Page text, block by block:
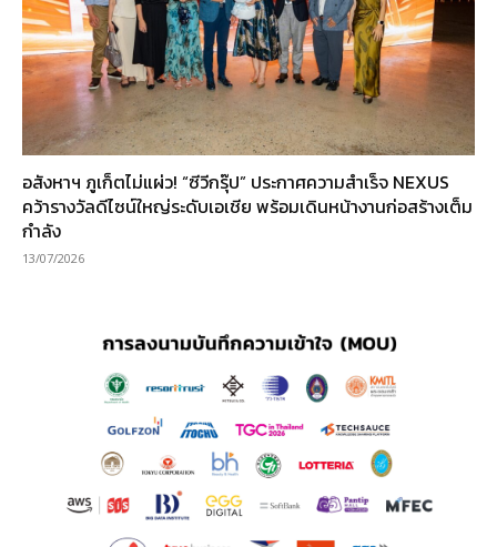
อสังหาฯ ภูเก็ตไม่แผ่ว! “ซีวีกรุ๊ป” ประกาศความสำเร็จ NEXUS
คว้ารางวัลดีไซน์ใหญ่ระดับเอเชีย พร้อมเดินหน้างานก่อสร้างเต็ม
กำลัง
13/07/2026